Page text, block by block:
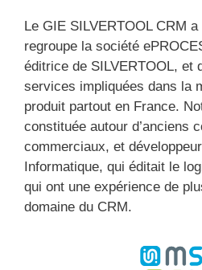
Le GIE SILVERTOOL CRM
regroupe la société
éditrice de SILVERTOOL, et
services impliquées dans la
produit partout en France.
constituée autour d’anciens
commerciaux, et
Informatique, qui éditait le
qui ont une expérience de
domaine du CRM.